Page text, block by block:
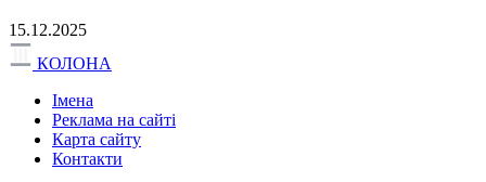
15.12.2025
КОЛОНА
Імена
Реклама на сайті
Карта сайту
Контакти